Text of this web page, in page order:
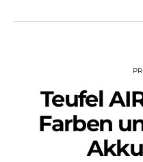
Teufel
Farben